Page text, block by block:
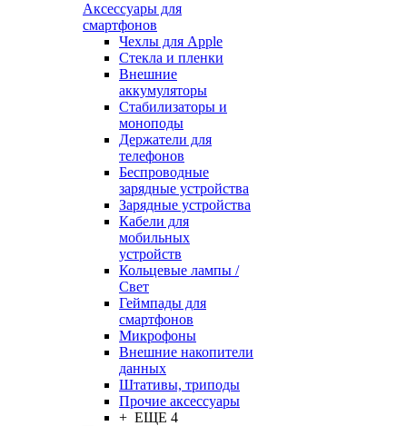
Аксессуары для
смартфонов
Чехлы для Apple
Стекла и пленки
Внешние
аккумуляторы
Стабилизаторы и
моноподы
Держатели для
телефонов
Беспроводные
зарядные устройства
Зарядные устройства
Кабели для
мобильных
устройств
Кольцевые лампы /
Свет
Геймпады для
смартфонов
Микрофоны
Внешние накопители
данных
Штативы, триподы
Прочие аксессуары
+ ЕЩЕ 4